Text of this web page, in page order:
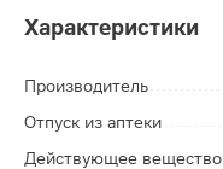
Характеристики
Производитель
Отпуск из аптеки
Действующее вещество